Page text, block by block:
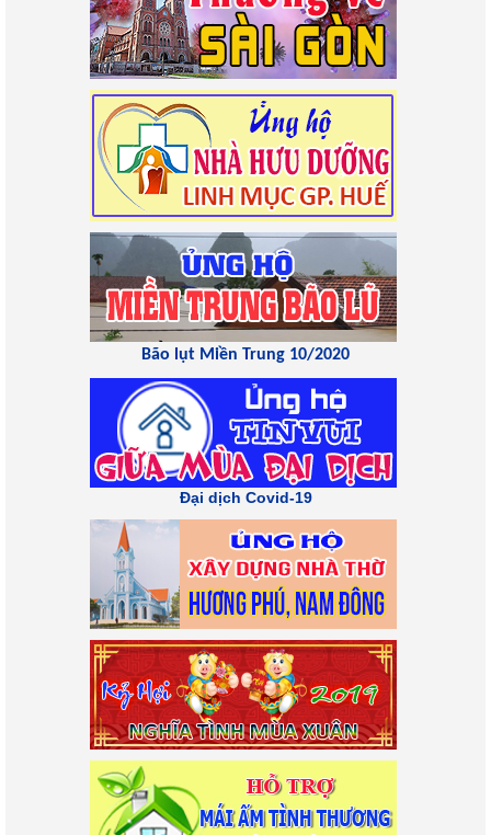
Bão lụt Miền Trung 10/2020
Đại dịch Covid-19